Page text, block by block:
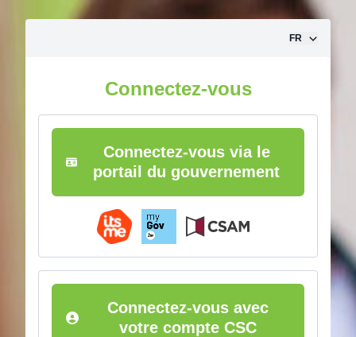
Aller vers le contenu
FR
Connectez-vous
Connectez-vous via le
portail du gouvernement
Connectez-vous avec
votre compte CSC